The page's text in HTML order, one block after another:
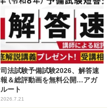
司法試験予備試験2026、解答速
報＆総評動画を無料公開…アガ
ルート
2026.7.21